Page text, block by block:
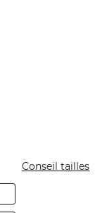
Conseil tailles